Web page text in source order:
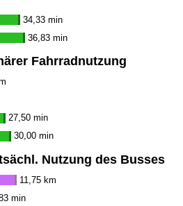
34,33 min
36,83 min
Fahrradnutzung
27,50 min
30,00 min
Nutzung des Busses
11,75 km
min